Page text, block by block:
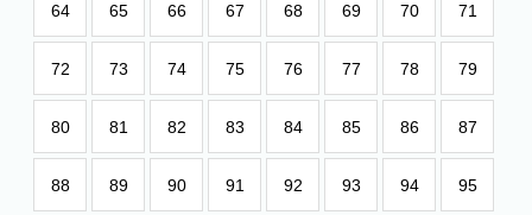
64 65 66 67 68 69 70 71
72 73 74 75 76 77 78 79
80 81 82 83 84 85 86 87
88 89 90 91 92 93 94 95